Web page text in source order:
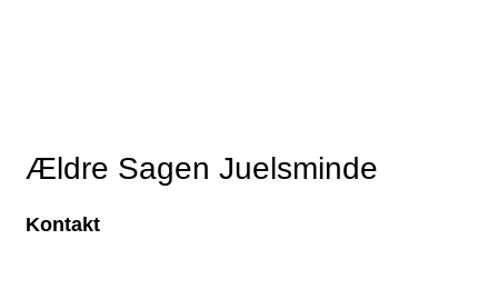
Ældre Sagen Juelsminde
Kontakt